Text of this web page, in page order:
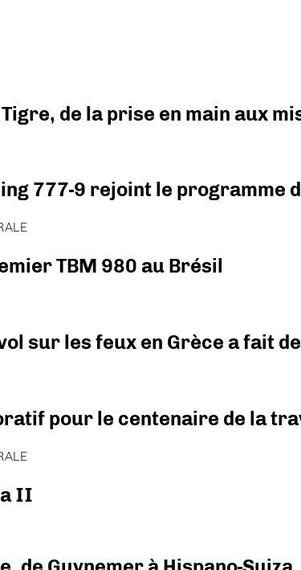
de la prise en main aux
777-9 rejoint le programme
TBM 980 au Brésil
sur les feux en Grèce a fait
pour le centenaire de la
II